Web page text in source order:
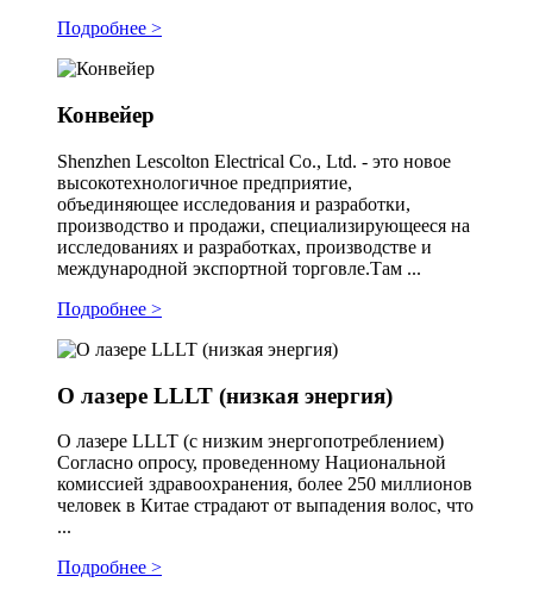
Подробнее >
Конвейер
Shenzhen Lescolton Electrical Co., Ltd. - это новое
высокотехнологичное предприятие,
объединяющее исследования и разработки,
производство и продажи, специализирующееся на
исследованиях и разработках, производстве и
международной экспортной торговле.Там ...
Подробнее >
О лазере LLLT (низкая энергия)
О лазере LLLT (с низким энергопотреблением)
Согласно опросу, проведенному Национальной
комиссией здравоохранения, более 250 миллионов
человек в Китае страдают от выпадения волос, что
...
Подробнее >